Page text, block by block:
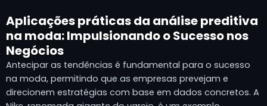
Aplicações práticas da análise preditiva
na moda: Impulsionando o Sucesso nos
Negócios
Antecipar as tendências é fundamental para o sucesso
na moda, permitindo que as empresas prevejam e
direcionem estratégias com base em dados concretos. A